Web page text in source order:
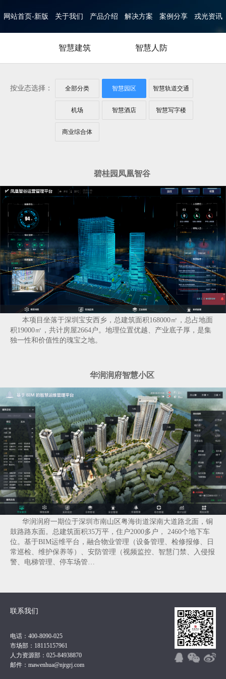
网站首页-新版 关于我们 产品介绍 解决方案 案例分享 戎光资讯
智慧建筑 智慧人防
按业态选择： 全部分类 智慧园区 智慧轨道交通
机场 智慧酒店 智慧写字楼
商业综合体
碧桂园凤凰智谷
本项目坐落于深圳宝安西乡，总建筑面积168000㎡，总占地面
积19000㎡，共计房屋2664户。地理位置优越、产业底子厚，是集
独一性和价值性的瑰宝之地。
华润润府智慧小区
华润润府一期位于深圳市南山区粤海街道深南大道路北面，铜
鼓路路东面。总建筑面积35万平，住户2000多户， 2460个地下车
位。基于BIM运维平台，融合物业管理（设备管理、检修报修、日
常巡检、维护保养等）、安防管理（视频监控、智慧门禁、入侵报
警、电梯管理、停车场管…
联系我们
电话：400-8090-025
市场部：18115157961
人力资源部：025-84938870
邮件：mawenhua@njrgrj.com